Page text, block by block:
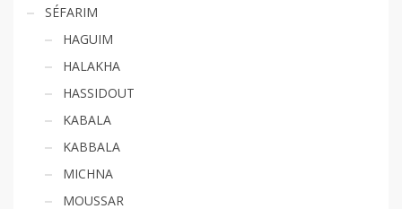
SÉFARIM
HAGUIM
HALAKHA
HASSIDOUT
KABALA
KABBALA
MICHNA
MOUSSAR